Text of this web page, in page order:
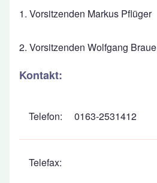
1. Vorsitzenden Markus Pflüger
2. Vorsitzenden Wolfgang Braue
Kontakt:
Telefon: 0163-2531412
Telefax: